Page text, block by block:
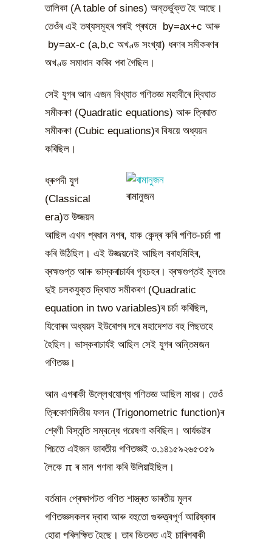
তালিকা (A table of sines) অন্তৰ্ভুক্ত হৈ আছে।
তেওঁৰ এই তথ্যসমূহৰ পৰাই প্ৰথমে by=ax+c আৰু
by=ax-c (a,b,c অখণ্ড সংখ্যা) ধৰণৰ সমীকৰণৰ
অখণ্ড সমাধান কৰিব পৰা গৈছিল।
সেই যুগৰ আন এজন বিখ্যাত গণিতজ্ঞ মহাবীৰে দ্বিঘাত
সমীকৰণ (Quadratic equations) আৰু ত্ৰিঘাত
সমীকৰণ (Cubic equations)ৰ বিষয়ে অধ্যয়ন
কৰিছিল।
ৰামানুজন
ধ্ৰুপদী যুগ
(Classical
era)ত উজ্জয়ন
আছিল এখন প্ৰধান নগৰ, যাক কেন্দ্ৰ কৰি গণিত-চৰ্চা গা
কৰি উঠিছিল। এই উজ্জয়নেই আছিল বৰাহমিহিৰ,
ব্ৰহ্মগুপ্ত আৰু ভাস্কৰাচাৰ্যৰ গৃহচহৰ। ব্ৰহ্মগুপ্তই মূলতঃ
দুই চলকযুক্ত দ্বিঘাত সমীকৰণ (Quadratic
equation in two variables)ৰ চৰ্চা কৰিছিল,
যিবোৰৰ অধ্যয়ন ইউৰোপৰ দৰে মহাদেশত বহু পিছতহে
হৈছিল। ভাস্কৰাচাৰ্যই আছিল সেই যুগৰ অন্তিমজন
গণিতজ্ঞ।
আন এগৰাকী উল্লেখযোগ্য গণিতজ্ঞ আছিল মাধৱ। তেওঁ
ত্ৰিকোণমিতীয় ফলন (Trigonometric function)ৰ
শ্ৰেণী বিস্তৃতি সম্বন্ধে গৱেষণা কৰিছিল। আৰ্যভট্টৰ
পিচতে এইজন ভাৰতীয় গণিতজ্ঞই ৩.১৪১৫৯২৬৫৩৫৯
লৈকে π ৰ মান গণনা কৰি উলিয়াইছিল।
বৰ্তমান প্ৰেক্ষাপটত গণিত শাস্ত্ৰত ভাৰতীয় মূলৰ
গণিতজ্ঞসকলৰ দ্বাৰা আৰু বহুতো গুৰুত্ত্বপূৰ্ণ আৱিষ্কাৰ
হোৱা পৰিলক্ষিত হৈছে। তাৰ ভিতৰত এই চাৰিগৰাকী